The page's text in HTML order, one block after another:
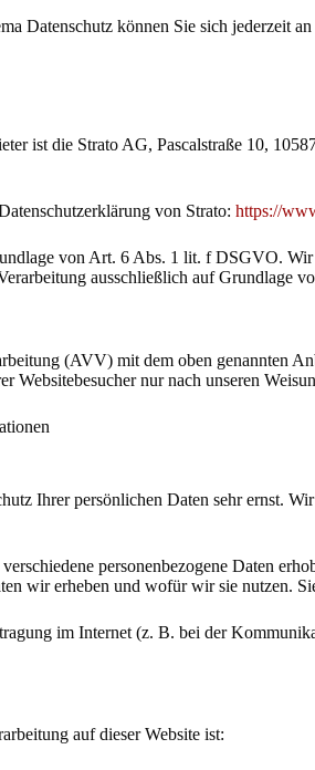
Datenschutz können Sie sich jederzeit
ist die Strato AG, Pascalstraße 10,
von Strato: https://
von Art. 6 Abs. 1 lit. f DSGVO. Wir
ausschließlich auf Grundlage
(AVV) mit dem oben genannten
Websitebesucher nur nach unseren
Ihrer persönlichen Daten sehr ernst.
personenbezogene Daten
wir erheben und wofür wir sie nutzen.
im Internet (z. B. bei der
auf dieser Website ist: